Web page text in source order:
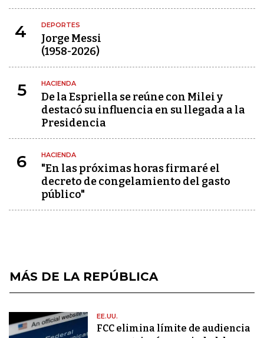
4 DEPORTES
Jorge Messi
(1958-2026)
5 HACIENDA
De la Espriella se reúne con Milei y
destacó su influencia en su llegada a la
Presidencia
6 HACIENDA
"En las próximas horas firmaré el
decreto de congelamiento del gasto
público"
MÁS DE LA REPÚBLICA
EE.UU.
FCC elimina límite de audiencia